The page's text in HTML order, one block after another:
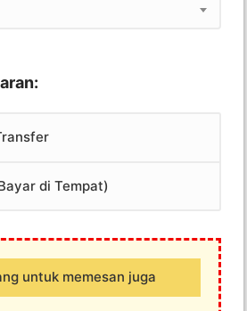
di Tempat)
untuk memesan juga